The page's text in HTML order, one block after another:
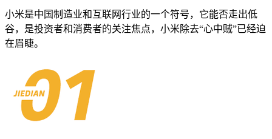
小米是中国制造业和互联网行业的一个符号，它能否走出低
谷，是投资者和消费者的关注焦点，小米除去“心中贼”已经迫
在眉睫。